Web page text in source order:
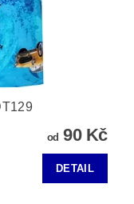
od 90 Kč
DETAIL